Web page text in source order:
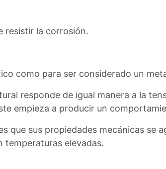
resistir la corrosión.
como para ser considerado un
responde de igual manera a la
empieza a producir un
que sus propiedades mecánicas se
elevadas.